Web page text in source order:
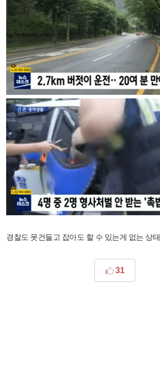
경찰도 못건들고 잡아도 할 수 있는게 없는 상태​
31